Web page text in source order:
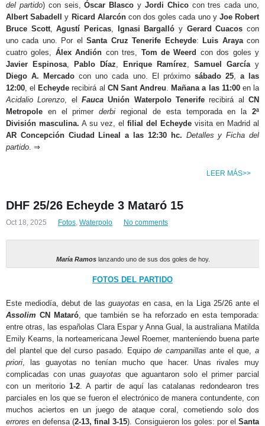
del partido) con seis,Óscar Blasco y Jordi Chicocon tres cada uno,
Albert Sabadell
y Ricard Alarcóncon dos goles cada uno y Joe Robert
Bruce Scott,Agustí Pericas, Ignasi Bargalló y Gerard Cuacos con
uno cada uno. Por elSanta Cruz Tenerife Echeyde: Luis Arayacon
cuatro goles, Álex Andión con tres, Tom de Weerd con dos goles y
Javier Espinosa, Pablo Díaz, Enrique Ramírez, Samuel Garcíay
Diego A. Mercado con uno cada uno. El próximo sábado 25, a las
12:00, el Echeyde recibirá al CN Sant Andreu. Mañana a las 11:00en la
Acidalio Lorenzo, elFauca Unión Waterpolo Tenerife recibirá alCN
Metropole en el primerderbi regional de esta temporada en la2ª
División masculina. A su vez, el filial del Echeyde visita en Madrid al
AR Concepción Ciudad Lineal a las 12:30 hc. Detalles y Ficha del
partido. ⇒
LEER MÁS>>
DHF 25/26 Echeyde 3 Mataró 15
Oct 18, 2025 Fotos, Waterpolo No comments
María Ramos lanzando uno de sus dos goles de hoy.
FOTOS DEL PARTIDO
Este mediodía, debut de las guayotas en casa, en la Liga 25/26 ante el
Assolim CN Mataró, que también se ha reforzado en esta temporada:
entre otras, las españolas Clara Espar y Anna Gual, la australiana Matilda
Emily Kearns, la norteamericana Jewel Roemer, manteniendo buena parte
del plantel que del curso pasado. Equipode campanillas ante el que,a
priori, las guayotas no tenían mucho que hacer. Unas rivales muy
complicadas con unas guayotas que aguantaron solo el primer parcial
con un meritorio 1-2. A partir de aquí las catalanas redondearon tres
parciales en los que se fueron el electrónico de manera contundente, con
muchos aciertos en un juego de ataque coral, cometiendo solo dos
errores en defensa (2-13, final 3-15). Consiguieron los goles: por elSanta